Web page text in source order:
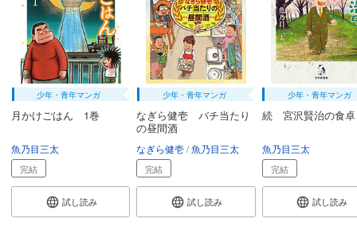
少年・青年マンガ
月かけごはん 1巻
魚乃目三太
完結
試し読み
少年・青年マンガ
なぎら健壱 バチ当たり
の昼間酒
なぎら健壱 魚乃目三太
完結
試し読み
少年・青年マンガ
続 宮沢賢治の食卓
魚乃目三太
完結
試し読み